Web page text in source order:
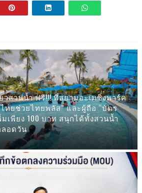
วสวนน้ำ ฟรี!!! ที่สยามอะเมซิ่งพาร์ค
ทยช่วยไทยพลัส” และผู้ถือ “บัตร
เพียง 100 บาท สนุกได้ทั้งสวนน้ำ
อดวัน